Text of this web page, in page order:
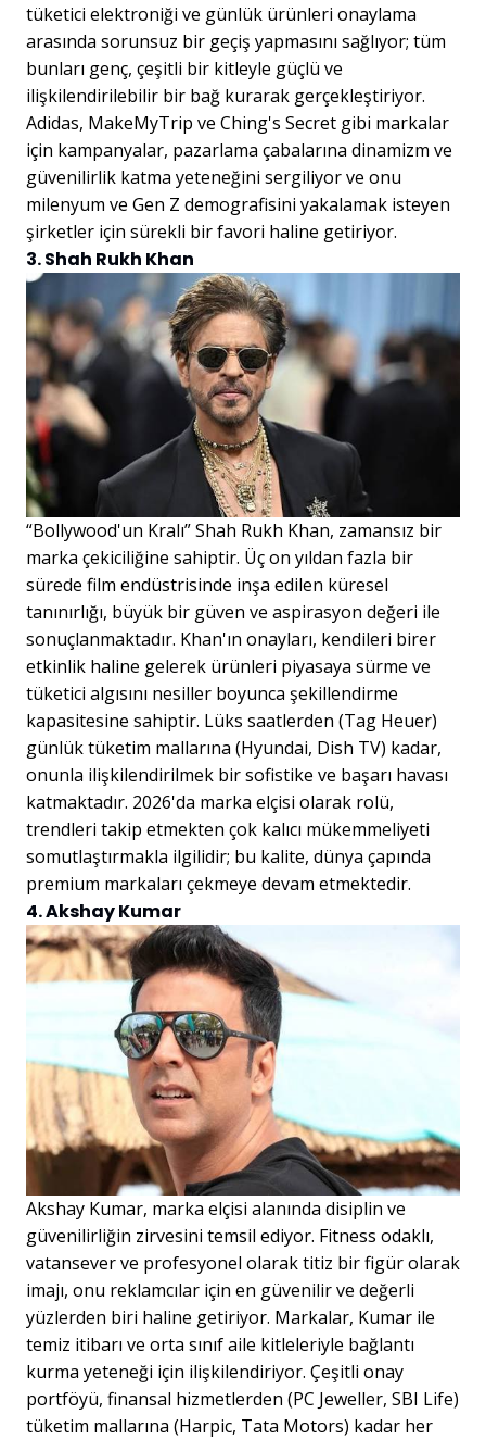
tüketici elektroniği ve günlük ürünleri onaylama
arasında sorunsuz bir geçiş yapmasını sağlıyor; tüm
bunları genç, çeşitli bir kitleyle güçlü ve
ilişkilendirilebilir bir bağ kurarak gerçekleştiriyor.
Adidas, MakeMyTrip ve Ching's Secret gibi markalar
için kampanyalar, pazarlama çabalarına dinamizm ve
güvenilirlik katma yeteneğini sergiliyor ve onu
milenyum ve Gen Z demografisini yakalamak isteyen
şirketler için sürekli bir favori haline getiriyor.
3. Shah Rukh Khan
“Bollywood'un Kralı” Shah Rukh Khan, zamansız bir
marka çekiciliğine sahiptir. Üç on yıldan fazla bir
sürede film endüstrisinde inşa edilen küresel
tanınırlığı, büyük bir güven ve aspirasyon değeri ile
sonuçlanmaktadır. Khan'ın onayları, kendileri birer
etkinlik haline gelerek ürünleri piyasaya sürme ve
tüketici algısını nesiller boyunca şekillendirme
kapasitesine sahiptir. Lüks saatlerden (Tag Heuer)
günlük tüketim mallarına (Hyundai, Dish TV) kadar,
onunla ilişkilendirilmek bir sofistike ve başarı havası
katmaktadır. 2026'da marka elçisi olarak rolü,
trendleri takip etmekten çok kalıcı mükemmeliyeti
somutlaştırmakla ilgilidir; bu kalite, dünya çapında
premium markaları çekmeye devam etmektedir.
4. Akshay Kumar
Akshay Kumar, marka elçisi alanında disiplin ve
güvenilirliğin zirvesini temsil ediyor. Fitness odaklı,
vatansever ve profesyonel olarak titiz bir figür olarak
imajı, onu reklamcılar için en güvenilir ve değerli
yüzlerden biri haline getiriyor. Markalar, Kumar ile
temiz itibarı ve orta sınıf aile kitleleriyle bağlantı
kurma yeteneği için ilişkilendiriyor. Çeşitli onay
portföyü, finansal hizmetlerden (PC Jeweller, SBI Life)
tüketim mallarına (Harpic, Tata Motors) kadar her